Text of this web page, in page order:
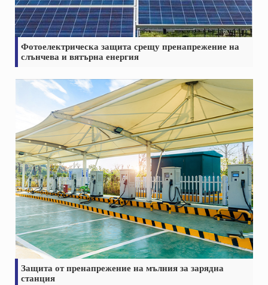
Фотоелектрическа защита срещу пренапрежение на
слънчева и вятърна енергия
Защита от пренапрежение на мълния за зарядна
станция